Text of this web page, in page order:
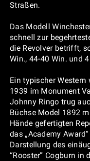
Straßen.
Das Modell
schnell zur
die Revolver betrifft,
Win., 44-40 Win. und
Ein typischer
1939 im Monument
Johnny Ringo trug
Büchse Model 1892
Hände gefertigten
das „Academy
Darstellung des
“Rooster” Cogburn in